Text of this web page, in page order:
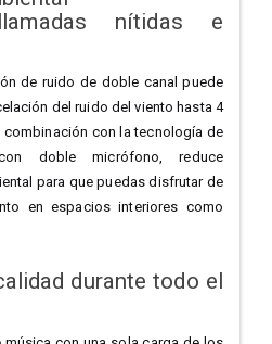
nítidas e
de ruido de doble canal puede
del ruido del viento hasta 4
combinación con la tecnología de
doble micrófono, reduce
para que puedas disfrutar de
en espacios interiores como
durante todo el